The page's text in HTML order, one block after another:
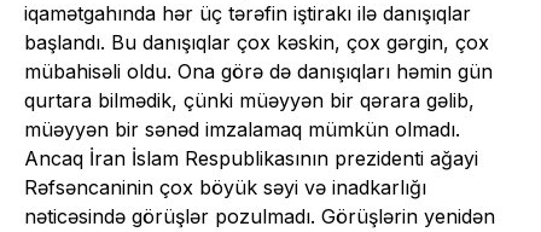
iqamətgahında hər üç tərəfin iştirakı ilə danışıqlar
başlandı. Bu danışıqlar çox kəskin, çox gərgin, çox
mübahisəli oldu. Ona görə də danışıqları həmin gün
qurtara bilmədik, çünki müəyyən bir qərara gəlib,
müəyyən bir sənəd imzalamaq mümkün olmadı.
Ancaq İran İslam Respublikasının prezidenti ağayi
Rəfsəncaninin çox böyük səyi və inadkarlığı
nəticəsində görüşlər pozulmadı. Görüşlərin yenidən